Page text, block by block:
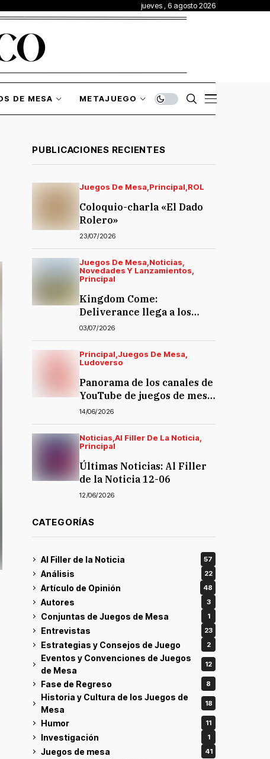
jueves , 6 agosto 2026
DE MESA METAJUEGO
PUBLICACIONES RECIENTES
Juegos De Mesa Principal ROL
Coloquio-charla «El Dado
Rolero»
23/07/2026
Juegos De Mesa Noticias
Novedades Y Lanzamientos
Principal
Kingdom Come:
Deliverance llega a los
juegos de mesa… y la
polémica también
03/07/2026
Principal Juegos De Mesa
Ludoverso
Panorama de los canales de
YouTube de juegos de mesa
en español
14/06/2026
Noticias Al Filler De La Noticia
Principal
Últimas Noticias: Al Filler
de la Noticia 12-06
12/06/2026
CATEGORÍAS
Al Filler de la Noticia 57
Análisis 22
Artículo de Opinión 48
Autores 3
Conjuntas de Juegos de Mesa 1
Entrevistas 23
Estrategias y Consejos de Juego 2
Eventos y Convenciones de Juegos
de Mesa
12
Fase de Regreso 8
Historia y Cultura de los Juegos de
Mesa
18
Humor 11
Investigación 1
Juegos de mesa 41